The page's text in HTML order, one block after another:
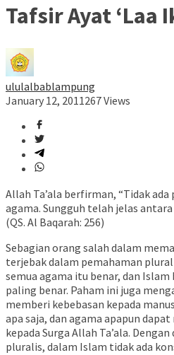
Tafsir Ayat ‘Laa
ululalbablampung
January 12, 2011267 Views
Allah Ta’ala berfirman, “Tidak
agama. Sungguh telah jelas
(QS. Al Baqarah: 256)
Sebagian orang salah dalam
terjebak dalam pemahaman
semua agama itu benar, dan
paling benar. Paham ini juga
memberi kebebasan kepada
apa saja, dan agama apapun
kepada Surga Allah Ta’ala.
pluralis, dalam Islam tidak ada